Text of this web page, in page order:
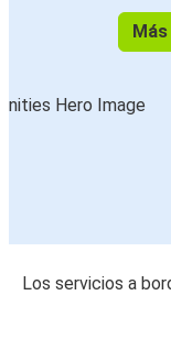
Los servicios a